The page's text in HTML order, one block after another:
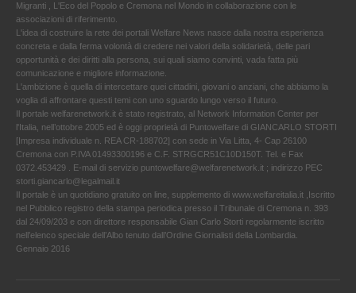
Migranti , L'Eco del Popolo e Cremona nel Mondo in collaborazione con le
associazioni di riferimento.
L'idea di costruire la rete dei portali Welfare News nasce dalla nostra esperienza
concreta e dalla ferma volontà di credere nei valori della solidarietà, delle pari
opportunità e dei diritti alla persona, sui quali siamo convinti, vada fatta più
comunicazione e migliore informazione.
L'ambizione è quella di intercettare quei cittadini, giovani o anziani, che abbiamo la
voglia di affrontare questi temi con uno sguardo lungo verso il futuro.
Il portale welfarenetwork.it è stato registrato, al Network Information Center per
l'Italia, nell’ottobre 2005 ed è oggi proprietà di Puntowelfare di GIANCARLO STORTI
[Impresa individuale n. REA CR-188702] con sede in Via Litta, 4- Cap 26100
Cremona con P.IVA 01493300196 e C.F. STRGCR51C10D150T. Tel. e Fax
0372.453429 . E-mail di servizio puntowelfare@welfarenetwork.it ; indirizzo PEC
storti.giancarlo@legalmail.it
Il portale è un quotidiano gratuito on line, supplemento di www.welfareitalia.it ,Iscritto
nel Pubblico registro della stampa periodica presso il Tribunale di Cremona n. 393
dal 24/09/203 e con direttore responsabile Gian Carlo Storti regolarmente iscritto
nell’elenco speciale dell’Albo tenuto dall’Ordine Giornalisti della Lombardia.
Gennaio 2016